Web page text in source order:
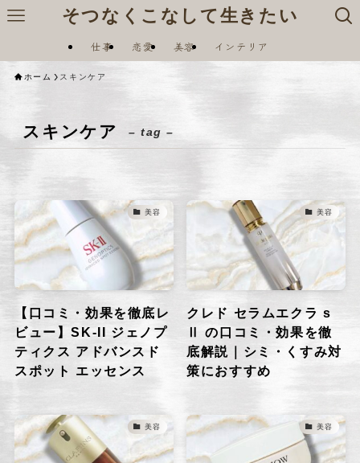
そつなくこなして生きたい
仕事 恋愛 美容 インテリア
ホーム スキンケア
スキンケア – tag –
美容
【口コミ・効果を徹底レ
ビュー】SK-II ジェノプ
ティクス アドバンスド
スポット エッセンス
美容
クレド セラムエクラ s
Ⅱ の口コミ・効果を徹
底解説｜シミ・くすみ対
策におすすめ
美容 美容